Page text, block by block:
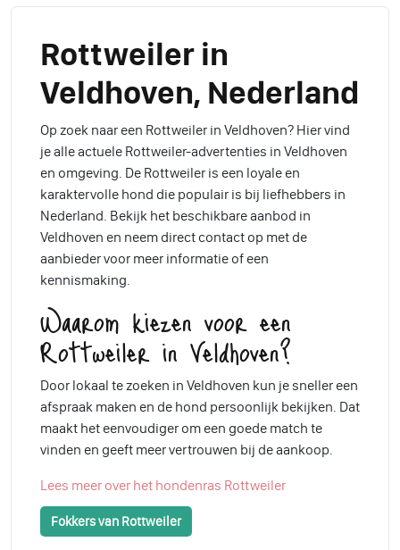
Rottweiler in
Veldhoven, Nederland
Op zoek naar een Rottweiler in Veldhoven? Hier vind
je alle actuele Rottweiler-advertenties in Veldhoven
en omgeving. De Rottweiler is een loyale en
karaktervolle hond die populair is bij liefhebbers in
Nederland. Bekijk het beschikbare aanbod in
Veldhoven en neem direct contact op met de
aanbieder voor meer informatie of een
kennismaking.
Waarom kiezen voor een
Rottweiler in Veldhoven?
Door lokaal te zoeken in Veldhoven kun je sneller een
afspraak maken en de hond persoonlijk bekijken. Dat
maakt het eenvoudiger om een goede match te
vinden en geeft meer vertrouwen bij de aankoop.
Lees meer over het hondenras Rottweiler
Fokkers van Rottweiler